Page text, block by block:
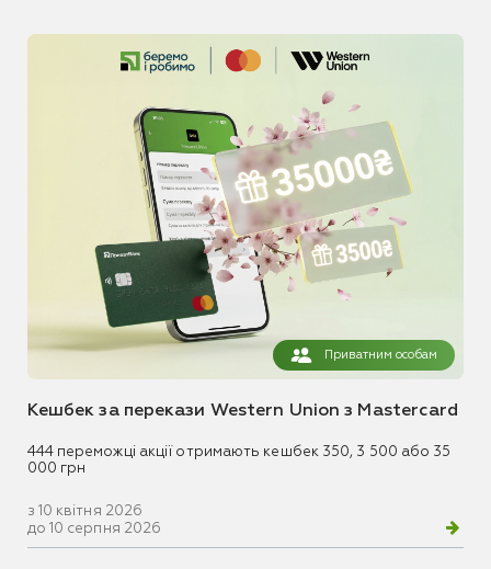
Приватним особам
Кешбек за перекази Western Union з Mastercard
444 переможці акції отримають кешбек 350, 3 500 або 35
000 грн
з 10 квітня 2026
до 10 серпня 2026